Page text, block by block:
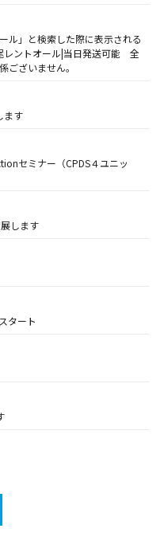
ル」と検索した際に表示される
ントオール|当日発送可能 全
ざいません。
ます
セミナー（CPDS４ユニッ
します
タート